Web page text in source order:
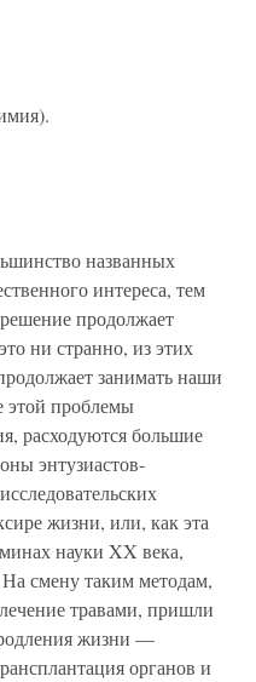
названных
интереса, тем
продолжает
ни странно, из этих
занимать наши
этой проблемы
расходуются большие
энтузиастов-
жизни, или, как эта
науки XX века,
смену таким методам,
травами, пришли
жизни —
органов и